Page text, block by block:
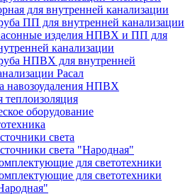
для внутренней канализации
ПП для внутренней канализации
изделия НПВХ и ПП для
канализации
НПВХ для внутренней
Расал
навозоудаления НПВХ
теплоизоляция
оборудование
света
света "Народная"
для светотехники
для светотехники